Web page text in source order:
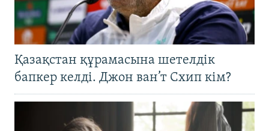
Қазақстан құрамасына шетелдік
бапкер келді. Джон ван’т Схип кім?